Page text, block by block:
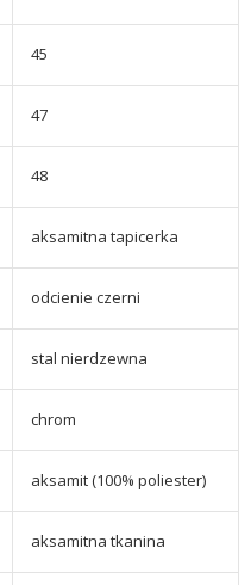
45
47
48
aksamitna tapicerka
odcienie czerni
stal nierdzewna
chrom
aksamit (100% poliester)
aksamitna tkanina